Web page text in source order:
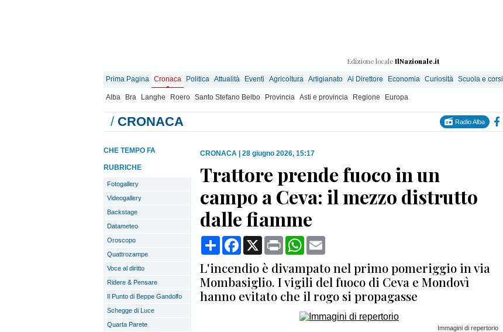
Edizione locale IlNazionale.it
Prima Pagina Cronaca Politica Attualità Eventi Agricoltura Artigianato Al Direttore Economia Curiosità Scuola e corsi
Alba Bra Langhe Roero Santo Stefano Belbo Provincia Asti e provincia Regione Europa
/ CRONACA Radio Alba
CHE TEMPO FA
RUBRICHE
Fotogallery
Videogallery
Backstage
Datameteo
Oroscopo
Quattrozampe
Voce al diritto
Ridere & Pensare
Il Punto di Beppe Gandolfo
Schegge di Luce
Quarta Parete
CRONACA 28 giugno 2026, 15:17
Trattore prende fuoco in un
campo a Ceva: il mezzo distrutto
dalle fiamme
CondividiFacebook
X Print WhatsApp
L'incendio è divampato nel primo pomeriggio in via
Mombasiglio. I vigili del fuoco di Ceva e Mondovì
hanno evitato che il rogo si propagasse
Immagini di repertorio